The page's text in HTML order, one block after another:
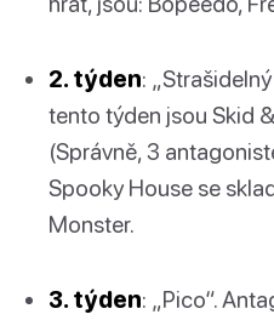
2. týden:
tento týden jsou Skid
(Správně, 3
Spooky House se
Monster.
3. týden: „Pico“.